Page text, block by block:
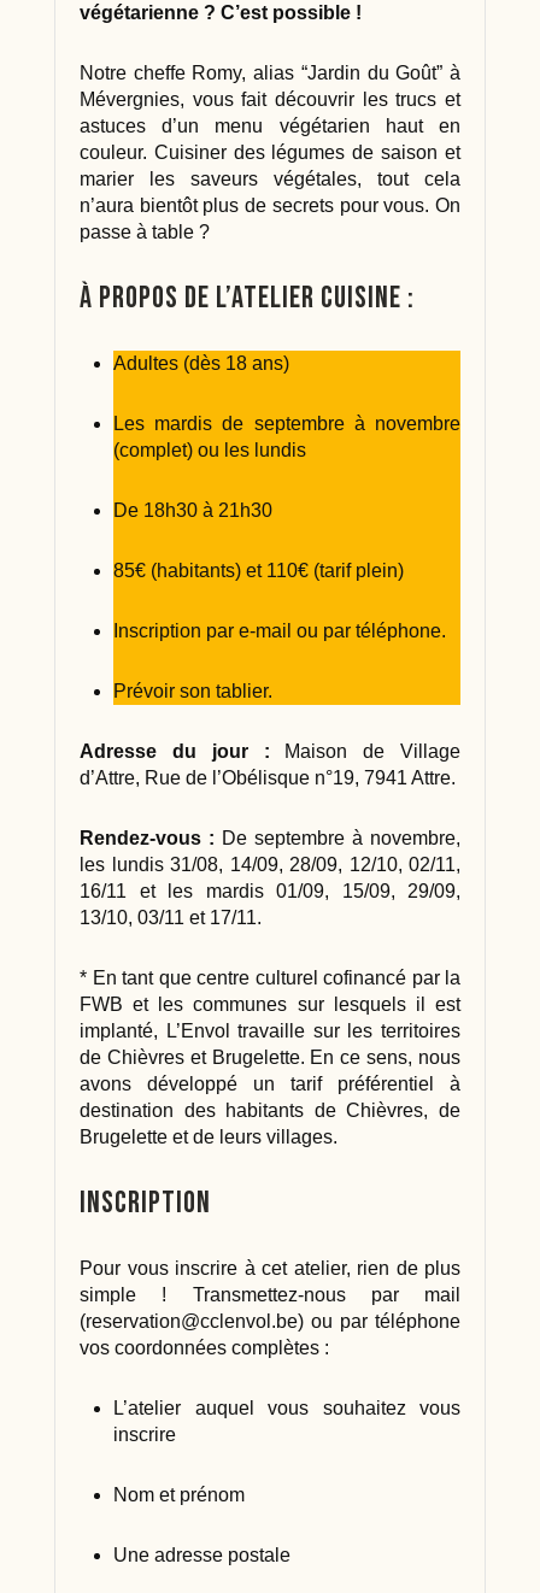
végétarienne ? C’est possible !
Notre cheffe Romy, alias “Jardin du Goût” à
Mévergnies, vous fait découvrir les trucs et
astuces d’un menu végétarien haut en
couleur. Cuisiner des légumes de saison et
marier les saveurs végétales, tout cela
n’aura bientôt plus de secrets pour vous. On
passe à table ?
À propos de l’atelier cuisine :
Adultes (dès 18 ans)
Les mardis de septembre à novembre
(complet) ou les lundis
De 18h30 à 21h30
85€ (habitants) et 110€ (tarif plein)
Inscription par e-mail ou par téléphone.
Prévoir son tablier.
Adresse du jour : Maison de Village
d’Attre, Rue de l’Obélisque n°19, 7941 Attre.
Rendez-vous : De septembre à novembre,
les lundis 31/08, 14/09, 28/09, 12/10, 02/11,
16/11 et les mardis 01/09, 15/09, 29/09,
13/10, 03/11 et 17/11.
* En tant que centre culturel cofinancé par la
FWB et les communes sur lesquels il est
implanté, L’Envol travaille sur les territoires
de Chièvres et Brugelette. En ce sens, nous
avons développé un tarif préférentiel à
destination des habitants de Chièvres, de
Brugelette et de leurs villages.
Inscription
Pour vous inscrire à cet atelier, rien de plus
simple ! Transmettez-nous par mail
(reservation@cclenvol.be) ou par téléphone
vos coordonnées complètes :
L’atelier auquel vous souhaitez vous
inscrire
Nom et prénom
Une adresse postale